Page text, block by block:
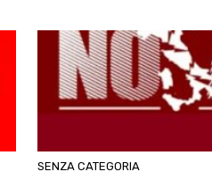
SENZA CATEGORIA